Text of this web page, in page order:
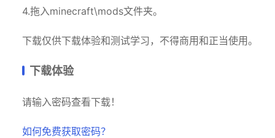
4.拖入minecraft\mods文件夹。
下载仅供下载体验和测试学习，不得商用和正当使用。
下载体验
请输入密码查看下载！
如何免费获取密码？